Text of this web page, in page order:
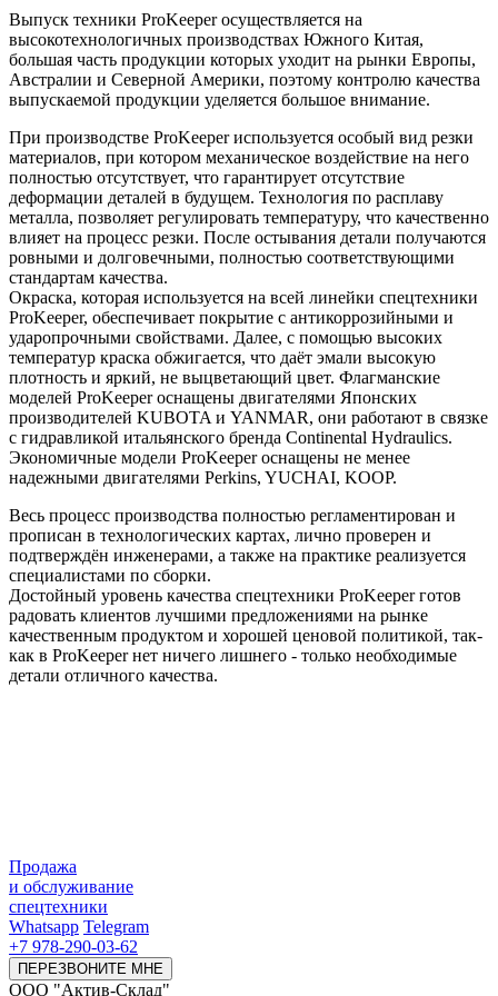
Выпуск техники ProKeeper осуществляется на
высокотехнологичных производствах Южного Китая,
большая часть продукции которых уходит на рынки Европы,
Австралии и Северной Америки, поэтому контролю качества
выпускаемой продукции уделяется большое внимание.
При производстве ProKeeper используется особый вид резки
материалов, при котором механическое воздействие на него
полностью отсутствует, что гарантирует отсутствие
деформации деталей в будущем. Технология по расплаву
металла, позволяет регулировать температуру, что качественно
влияет на процесс резки. После остывания детали получаются
ровными и долговечными, полностью соответствующими
стандартам качества.
Окраска, которая используется на всей линейки спецтехники
ProKeeper, обеспечивает покрытие с антикоррозийными и
ударопрочными свойствами. Далее, с помощью высоких
температур краска обжигается, что даёт эмали высокую
плотность и яркий, не выцветающий цвет. Флагманские
моделей ProKeeper оснащены двигателями Японских
производителей KUBOTA и YANMAR, они работают в связке
с гидравликой итальянского бренда Continental Hydraulics.
Экономичные модели ProKeeper оснащены не менее
надежными двигателями Perkins, YUCHAI, KOOP.
Весь процесс производства полностью регламентирован и
прописан в технологических картах, лично проверен и
подтверждён инженерами, а также на практике реализуется
специалистами по сборки.
Достойный уровень качества спецтехники ProKeeper готов
радовать клиентов лучшими предложениями на рынке
качественным продуктом и хорошей ценовой политикой, так-
как в ProKeeper нет ничего лишнего - только необходимые
детали отличного качества.
Продажа
и обслуживание
спецтехники
Whatsapp Telegram
+7 978-290-03-62
ПЕРЕЗВОНИТЕ МНЕ
ООО "Актив-Склад"